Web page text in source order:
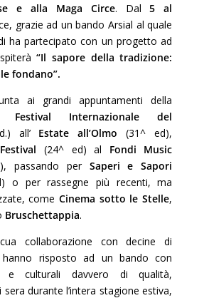
e alla Maga Circe. Dal
5 al
grazie ad un bando Arsial al quale
ha partecipato con un progetto ad
“Il sapore della tradizione:
fondano”.
ai grandi appuntamenti della
Festival Internazionale del
all’ Estate all’Olmo
(31^ ed),
(24^ ed) al
Fondi Music
passando per Saperi e Sapori
o per rassegne più recenti, ma
come Cinema sotto le Stelle,
Bruschettappia.
collaborazione con decine di
hanno risposto ad un bando con
e culturali davvero di qualità,
durante l’intera stagione estiva,